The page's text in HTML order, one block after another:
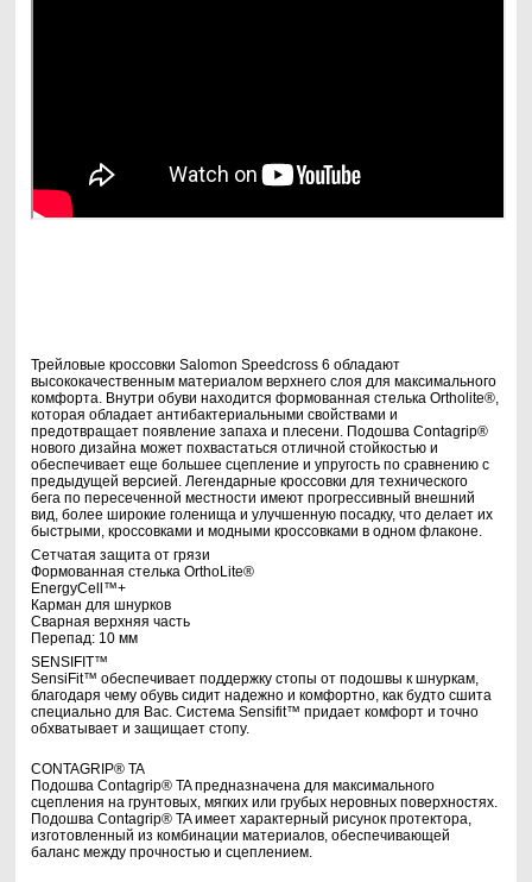
Трейловые кроссовки Salomon Speedcross 6 обладают
высококачественным материалом верхнего слоя для максимального
комфорта. Внутри обуви находится формованная стелька Ortholite®,
которая обладает антибактериальными свойствами и
предотвращает появление запаха и плесени. Подошва Contagrip®
нового дизайна может похвастаться отличной стойкостью и
обеспечивает еще большее сцепление и упругость по сравнению с
предыдущей версией. Легендарные кроссовки для технического
бега по пересеченной местности имеют прогрессивный внешний
вид, более широкие голенища и улучшенную посадку, что делает их
быстрыми, кроссовками и модными кроссовками в одном флаконе.
Сетчатая защита от грязи
Формованная стелька OrthoLite®
EnergyCell™+
Карман для шнурков
Сварная верхняя часть
Перепад: 10 мм
SENSIFIT™
SensiFit™ обеспечивает поддержку стопы от подошвы к шнуркам,
благодаря чему обувь сидит надежно и комфортно, как будто сшита
специально для Вас. Система Sensifit™ придает комфорт и точно
обхватывает и защищает стопу.
CONTAGRIP® TA
Подошва Contagrip® TA предназначена для максимального
сцепления на грунтовых, мягких или грубых неровных поверхностях.
Подошва Contagrip® TA имеет характерный рисунок протектора,
изготовленный из комбинации материалов, обеспечивающей
баланс между прочностью и сцеплением.